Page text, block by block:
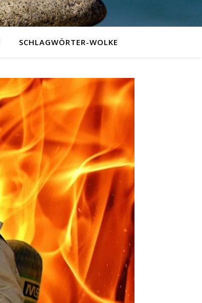
SCHLAGWÖRTER-WOLKE